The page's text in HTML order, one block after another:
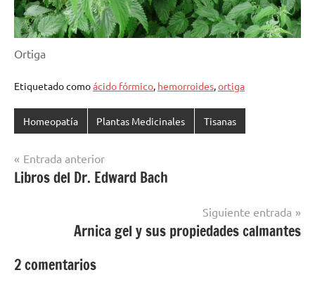
Ortiga
Etiquetado comoácido fórmico, hemorroides,ortiga
Homeopatía Plantas Medicinales Tisanas
Navegación
de
Entrada anterior
Libros del Dr. Edward Bach
Siguiente entrada
Arnica gel y sus propiedades calmantes
2 comentarios